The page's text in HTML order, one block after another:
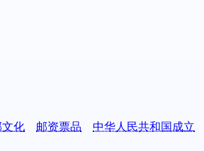
化 邮资票品 中华人民共和国成立